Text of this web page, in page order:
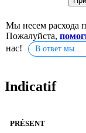
Мы несем расхода
Пожалуйста,
нас!
В ответ мы…
Indicatif
PRÉSENT